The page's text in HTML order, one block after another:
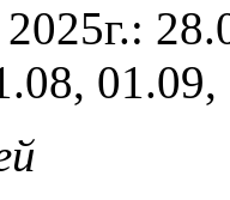
2025г.: